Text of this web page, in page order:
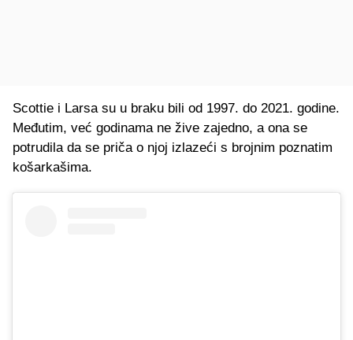
Scottie i Larsa su u braku bili od 1997. do 2021. godine.
Međutim, već godinama ne žive zajedno, a ona se
potrudila da se priča o njoj izlazeći s brojnim poznatim
košarkašima.